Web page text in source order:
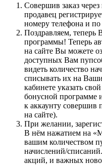
Совершив заказ
продавец
номеру телефона и
Поздравляем, теперь
программы! Теперь
на сайте Вы можете
доступных Вам
видеть количество
списывать их на
кабинете указать
бонусной программе
к аккаунту совершив
на сайте).
При желании,
В нём нажатием на
вашим количеством
начислений/
акций, и важных